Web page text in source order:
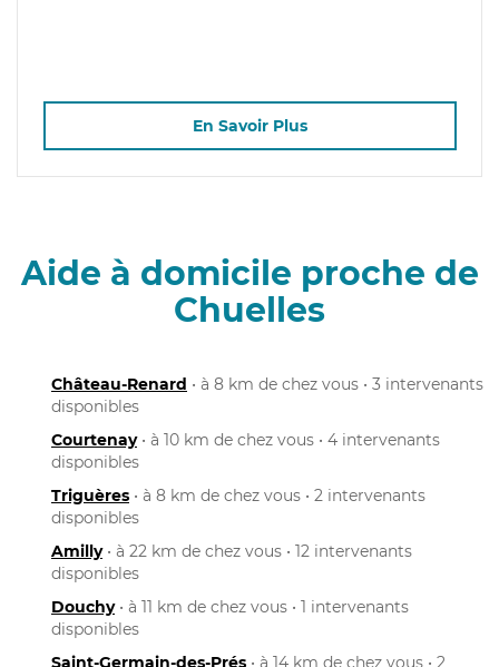
En Savoir Plus
Aide à domicile proche de
Chuelles
Château-Renard • à 8 km de chez vous • 3 intervenants
disponibles
Courtenay• à 10 km de chez vous • 4 intervenants
disponibles
Triguères • à 8 km de chez vous • 2 intervenants
disponibles
Amilly• à 22 km de chez vous • 12 intervenants
disponibles
Douchy• à 11 km de chez vous • 1 intervenants
disponibles
Saint-Germain-des-Prés • à 14 km de chez vous • 2